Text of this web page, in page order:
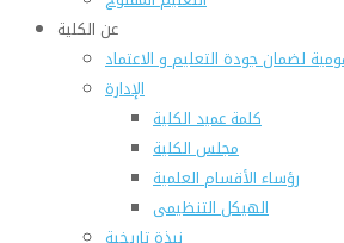
عن الكلية
لضمان جودة التعليم و الاعتماد
الإدارة
كلمة عميد الكلية
مجلس الكلية
رؤساء الأقسام العلمية
الهيكل التنظيمى